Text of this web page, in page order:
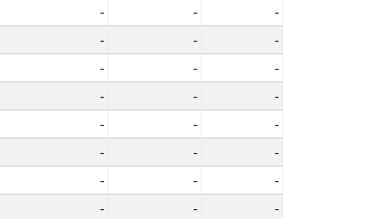
- -
-
- -
-
- -
-
- -
-
- -
-
- -
-
- -
-
- -
-